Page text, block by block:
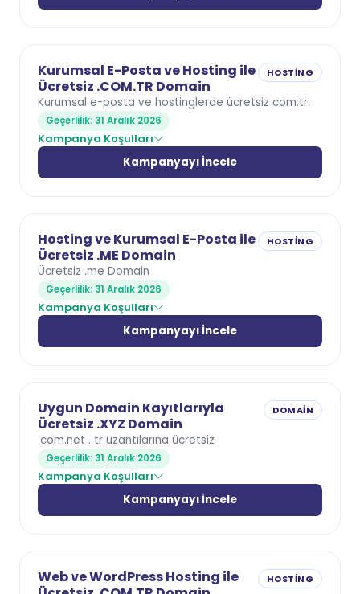
Kurumsal E-Posta ve Hosting ile
Ücretsiz .COM.TR Domain
HOSTING
Kurumsal e-posta ve hostinglerde ücretsiz com.tr.
Geçerlilik: 31 Aralık 2026
Kampanya Koşulları
Kampanyayı İncele
Hosting ve Kurumsal E-Posta ile
Ücretsiz .ME Domain
HOSTING
Ücretsiz .me Domain
Geçerlilik: 31 Aralık 2026
Kampanya Koşulları
Kampanyayı İncele
Uygun Domain Kayıtlarıyla
Ücretsiz .XYZ Domain
DOMAIN
.com.net . tr uzantılarına ücretsiz
Geçerlilik: 31 Aralık 2026
Kampanya Koşulları
Kampanyayı İncele
Web ve WordPress Hosting ile
HOSTING